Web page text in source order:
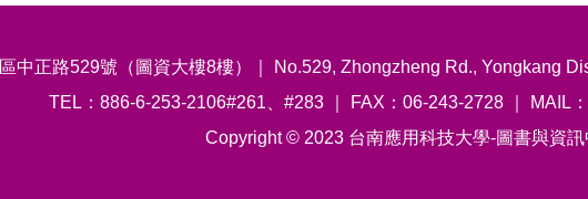
中正路529號（圖資大樓8樓）｜ No.529, Zhongzheng Rd., Yongkang
TEL：886-6-253-2106#261、#283 ｜ FAX：06-243-2728 ｜ MAIL
Copyright © 2023 台南應用科技大學-圖書與資訊